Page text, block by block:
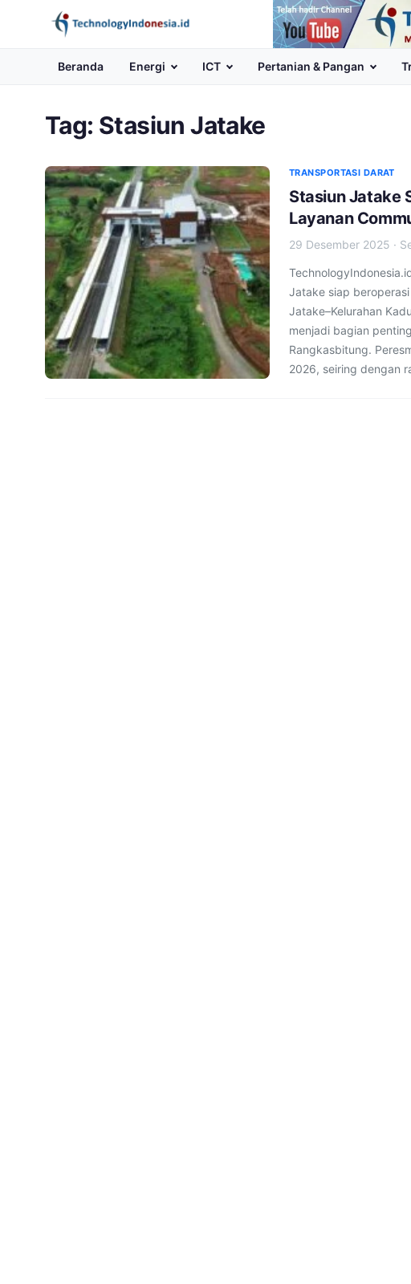
Channel
Youtube
Beranda Energi ICT Pertanian & Pangan
Tag: Stasiun Jatake
TRANSPORTASI DARAT
Stasiun Jatake
Layanan
29 Desember 2025 ·
Jatake siap
Jatake–Kelurahan
menjadi bagian
Rangkasbitung.
2026, seiring dengan